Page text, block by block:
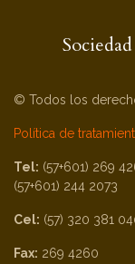
© Todos los
Política de
Tel: (57+601) 269
(57+601) 244 2073
Cel: (57) 320 381
Fax: 269 4260